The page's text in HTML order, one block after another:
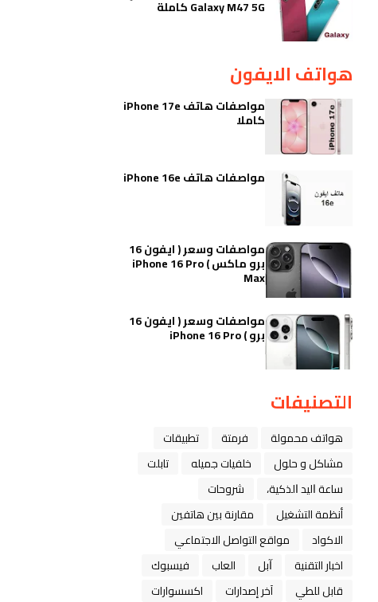
Galaxy M47 5G كاملة
هواتف الايفون
مواصفات هاتف iPhone 17e
كاملا
مواصفات هاتف iPhone 16e
مواصفات وسعر ( ايفون 16
برو ماكس ) iPhone 16 Pro
Max
مواصفات وسعر ( ايفون 16
برو ) iPhone 16 Pro
التصنيفات
هواتف محمولة فرمتة
تطبيقات
مشاكل و حلول
خلفيات جميله
تابلت
ﺳﺎﻋﺔ ﺍﻟﻴﺪ ﺍﻟﺬﻛﻴﺔ،
شروحات
أنظمة التشغيل
مقارنة بين هاتفين
الاكواد
مواقع التواصل الاجتماعي
اخبار التقنية
ﺁﺑﻞ العاب
فيسبوك
قابل للطي
آخر إصدارات
اكسسوارات